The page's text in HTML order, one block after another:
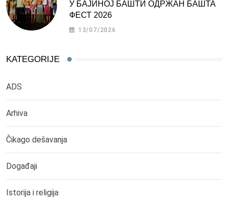
У БАЈИНОЈ БАШТИ ОДРЖАН БАШТА
ФЕСТ 2026
13/07/2026
KATEGORIJE
ADS
Arhiva
Čikago dešavanja
Događaji
Istorija i religija